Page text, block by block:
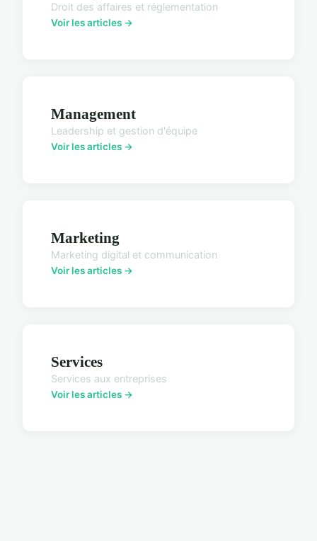
Droit des affaires et réglementation
Voir les articles →
Management
Leadership et gestion d'équipe
Voir les articles →
Marketing
Marketing digital et communication
Voir les articles →
Services
Services aux entreprises
Voir les articles →